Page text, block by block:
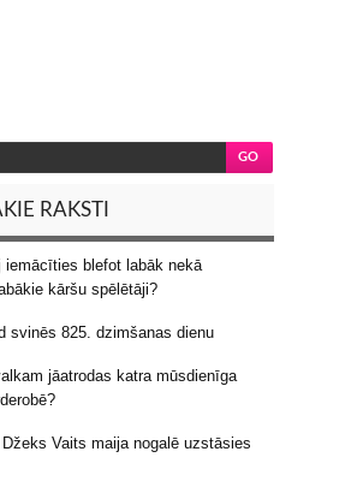
RAKSTI
iemācīties blefot labāk nekā
kāršu spēlētāji?
svinēs 825. dzimšanas dienu
jāatrodas katra mūsdienīga
Vaits maija nogalē uzstāsies